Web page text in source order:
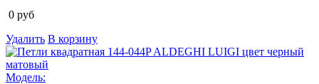
0 руб
Удалить В корзину
Модель: